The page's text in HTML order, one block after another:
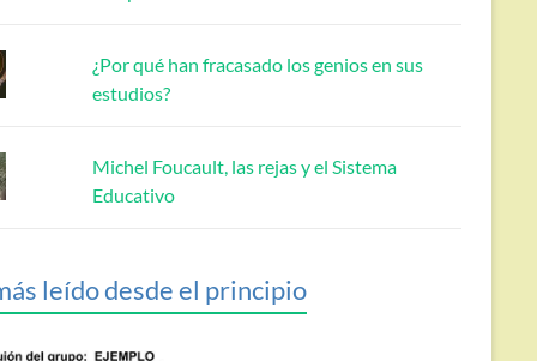
¿Por qué han fracasado los genios en sus
estudios?
Michel Foucault, las rejas y el Sistema
Educativo
leído desde el principio